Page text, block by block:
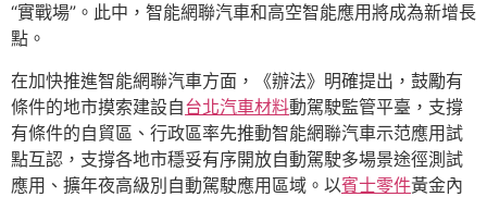
“實戰場”。此中，智能網聯汽車和高空智能應用將成為新增長
點。
在加快推進智能網聯汽車方面，《辦法》明確提出，鼓勵有
條件的地市摸索建設自台北汽車材料動駕駛監管平臺，支撐
有條件的自貿區、行政區率先推動智能網聯汽車示范應用試
點互認，支撐各地市穩妥有序開放自動駕駛多場景途徑測試
應用、擴年夜高級別自動駕駛應用區域。以賓士零件黃金內